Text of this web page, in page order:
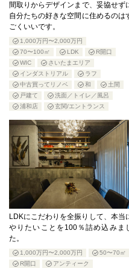
間取りからデザインまで、妥協せず
自分たちの好きな空間に住めるのは
ごくいいです。
1,000万円〜2,000万円
70〜100㎡
LDK
R開口
WIC
さいたまエリア
インダストリアル
ラフ
中古買ってリノベ
和
土間
戸建て
洗面／トイレ／風呂
浦和店
玄関/エントランス
LDKにこだわりを全振りして、本当
やりたいことを100％詰め込みま
た。
1,000万円〜2,000万円
50〜70㎡
R開口
アンティーク